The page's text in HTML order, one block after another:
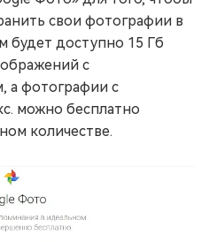
свои фотографии в
будет доступно 15 Гб
с
а фотографии с
можно бесплатно
количестве.